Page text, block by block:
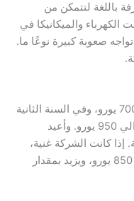
باللغة لتتمكن من
الكهرباء والميكانيكا في
صعوبة كبيرة نوعًا ما.
يتراوح الراتب في السنة الأولى حوالي 700 يورو، وفي السنة الثانية
حوالي 850 يورو، وفي السنة الثالثة حوالي 950 يورو. وأعيد
إذا كانت الشركة غنية،
فسيكون راتبك في السنة الأولى حوالي 850 يورو، ويزيد بمقدار